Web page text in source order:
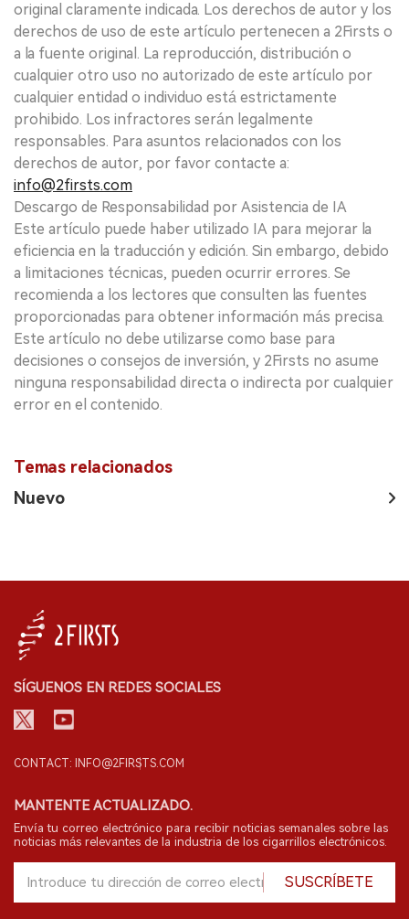
original claramente indicada. Los derechos de autor y los
derechos de uso de este artículo pertenecen a 2Firsts o
a la fuente original. La reproducción, distribución o
cualquier otro uso no autorizado de este artículo por
cualquier entidad o individuo está estrictamente
prohibido. Los infractores serán legalmente
responsables. Para asuntos relacionados con los
derechos de autor, por favor contacte a:
info@2firsts.com
Descargo de Responsabilidad por Asistencia de IA
Este artículo puede haber utilizado IA para mejorar la
eficiencia en la traducción y edición. Sin embargo, debido
a limitaciones técnicas, pueden ocurrir errores. Se
recomienda a los lectores que consulten las fuentes
proporcionadas para obtener información más precisa.
Este artículo no debe utilizarse como base para
decisiones o consejos de inversión, y 2Firsts no asume
ninguna responsabilidad directa o indirecta por cualquier
error en el contenido.
Temas relacionados
Nuevo
SÍGUENOS EN REDES SOCIALES
CONTACT: INFO@2FIRSTS.COM
MANTENTE ACTUALIZADO.
Envía tu correo electrónico para recibir noticias semanales sobre las
noticias más relevantes de la industria de los cigarrillos electrónicos.
SUSCRÍBETE